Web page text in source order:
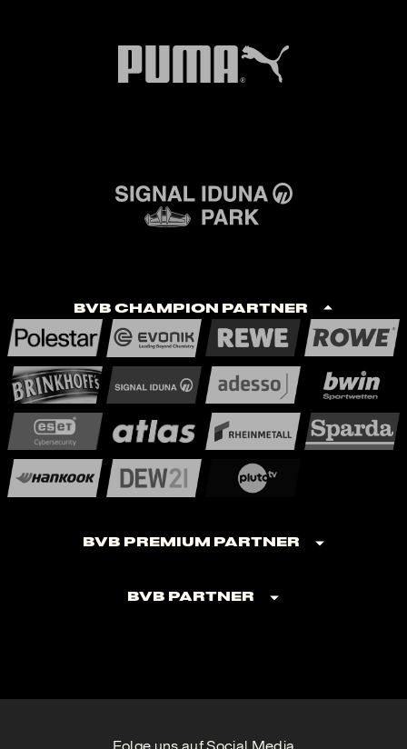
BVB Champion Partner
BVB Premium Partner
BVB Partner